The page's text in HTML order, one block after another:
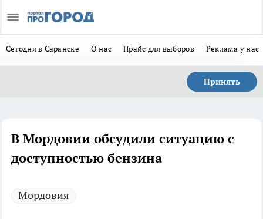
Сегодня в Саранске О нас Прайс для выборов Реклама у нас
Принять
В Мордовии обсудили ситуацию с
доступностью бензина
Мордовия